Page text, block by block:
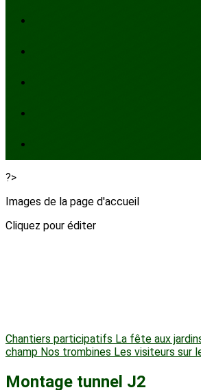
?>
Images de la page d'accueil
Cliquez pour éditer
Chantiers participatifs La fête aux
champ Nos trombines Les visiteurs sur
Montage tunnel J2